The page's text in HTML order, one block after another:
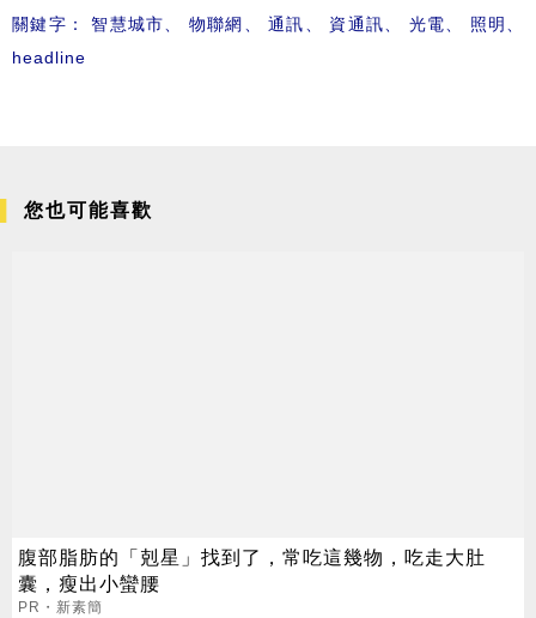
關鍵字：智慧城市 物聯網 、通訊 資通訊 光電 照明
headline
您也可能喜歡
腹部脂肪的「剋星」找到了，常吃這幾物，吃走大肚
囊，瘦出小蠻腰
PR・新素簡